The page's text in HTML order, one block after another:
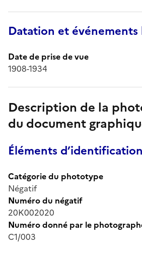
Datation et événements
Date de prise de vue
1908-1934
Description de la
du document
Éléments d’identification
Catégorie du phototype
Négatif
Numéro du négatif
20K002020
Numéro donné par le
C1/003